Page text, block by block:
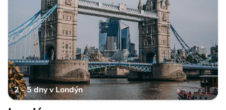
2 - 5 dny v Londýn